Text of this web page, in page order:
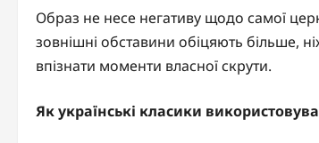
Образ не несе негативу щодо самої
зовнішні обставини обіцяють більше,
впізнати моменти власної скрути.
Як українські класики